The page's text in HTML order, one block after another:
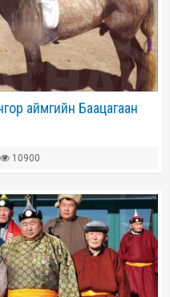
аймгийн Баацагаан
10900